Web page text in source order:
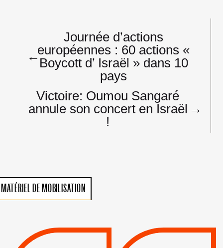
l’article
←
Journée d’actions
européennes : 60 actions «
Boycott d’ Israël » dans 10
pays
Victoire: Oumou Sangaré
annule son concert en Israël
!
→
MATÉRIEL DE MOBILISATION
VIOLATIONS DES